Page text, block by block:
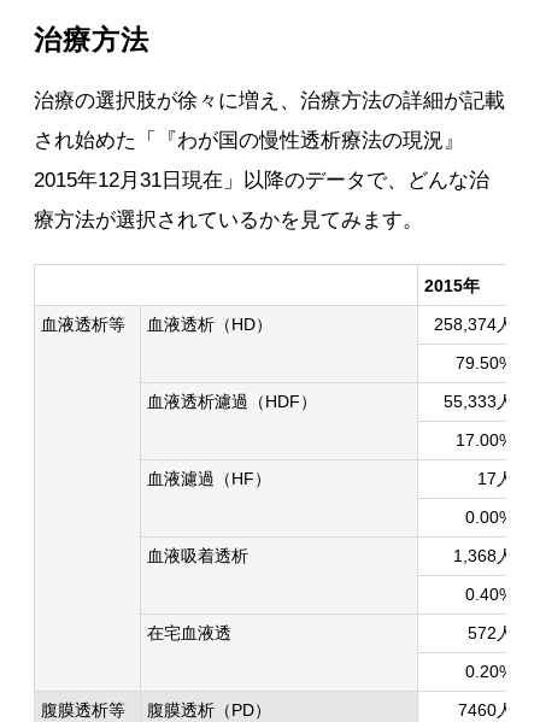
治療方法
治療の選択肢が徐々に増え、治療方法の詳細が記載
され始めた「『わが国の慢性透析療法の現況』
2015年12月31日現在」以降のデータで、どんな治
療方法が選択されているかを見てみます。
2015年
血液透析等
血液透析（HD） 258,374人
79.50%
血液透析濾過（HDF）
55,333人
17.00%
血液濾過（HF）
17人
0.00%
血液吸着透析
1,368人
0.40%
在宅血液透
572人
0.20%
腹膜透析等
腹膜透析（PD） 7460人